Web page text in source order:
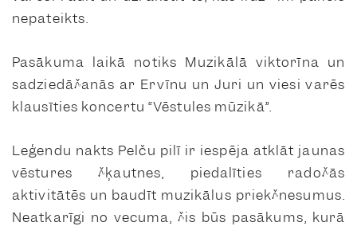
nepateikts.
Pasākuma laikā notiks Muzikālā viktorīna un
sadziedāšanās ar Ervīnu un Juri un viesi varēs
klausīties koncertu “Vēstules mūzikā”.
Leģendu nakts Pelču pilī ir iespēja atklāt jaunas
vēstures šķautnes, piedalīties radošās
aktivitātēs un baudīt muzikālus priekšnesumus.
Neatkarīgi no vecuma, šis būs pasākums, kurā